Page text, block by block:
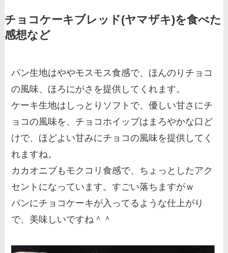
チョコケーキブレッド(ヤマザキ)を食べた
感想など
パン生地はややモスモス食感で、ほんのりチョコ
の風味、ほろにがさを提供してくれます。
ケーキ生地はしっとりソフトで、優しい甘さにチ
ョコの風味を、チョコホイップはまろやかな口ど
けで、ほどよい甘みにチョコの風味を提供してく
れますね。
カカオニブもモクコリ食感で、ちょっとしたアク
セントになっています。すごい落ちますがｗ
パンにチョコケーキが入ってるような仕上がり
で、美味しいですね＾＾